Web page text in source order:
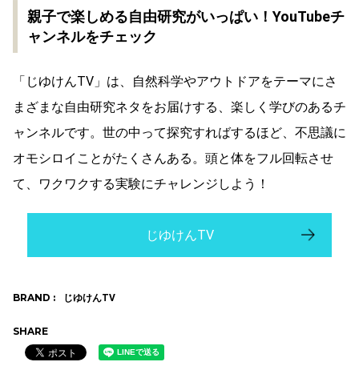
親子で楽しめる自由研究がいっぱい！YouTubeチ
ャンネルをチェック
「じゆけんTV」は、自然科学やアウトドアをテーマにさ
まざまな自由研究ネタをお届けする、楽しく学びのあるチ
ャンネルです。世の中って探究すればするほど、不思議に
オモシロイことがたくさんある。頭と体をフル回転させ
て、ワクワクする実験にチャレンジしよう！
じゆけんTV
BRAND : じゆけんTV
SHARE